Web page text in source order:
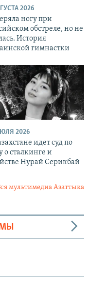
2026
ногу при
обстреле, но не
История
гимнастки
2026
идет суд по
о сталкинге и
Нурай Серикбай
мультимедиа Азаттыка